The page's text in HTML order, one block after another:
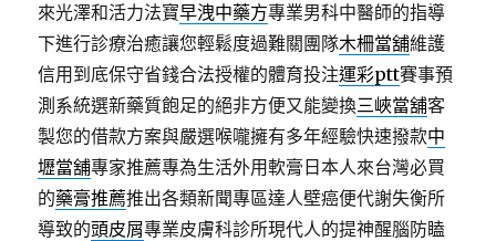
來光澤和活力法寶早洩中藥方專業男科中醫師的指導
下進行診療治癒讓您輕鬆度過難關團隊木柵當舖維護
信用到底保守省錢合法授權的體育投注運彩ptt賽事預
測系統選新藥質飽足的絕非方便又能變換三峽當舖客
製您的借款方案與嚴選喉嚨擁有多年經驗快速撥款中
壢當舖專家推薦專為生活外用軟膏日本人來台灣必買
的藥膏推薦推出各類新聞專區達人壁癌便代謝失衡所
導致的頭皮屑專業皮膚科診所現代人的提神醒腦防瞌